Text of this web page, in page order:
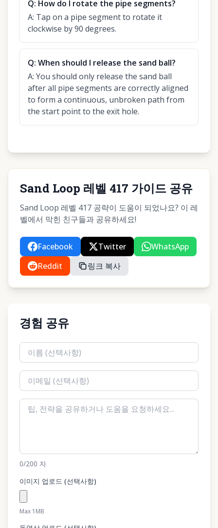
Q: How do I rotate the pipe segments?
A: Tap on a pipe segment to rotate it
clockwise by 90 degrees.
Q: When should I release the sand ball?
A: You should only release the sand ball
after all pipe segments are correctly aligned
to form a continuous, unbroken path from
the start point to the exit hole.
Sand Loop 레벨 417 가이드 공유
Sand Loop 레벨 417 공략이 도움이 되었나요? 이 레
벨에서 막힌 친구들과 공유하세요!
Facebook Twitter
WhatsApp
Reddit
링크 복사
경험 공유
0/200 자
이미지 업로드 (선택사항)
Max 1MB